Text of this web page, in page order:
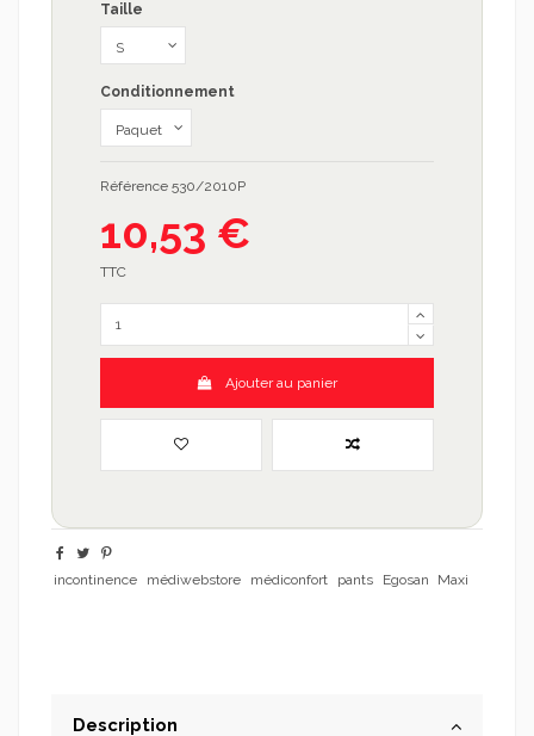
Taille
Conditionnement
Référence 530/2010P
10,53 €
TTC
Ajouter au panier
incontinence médiwebstore médiconfort pants Egosan Maxi
Description